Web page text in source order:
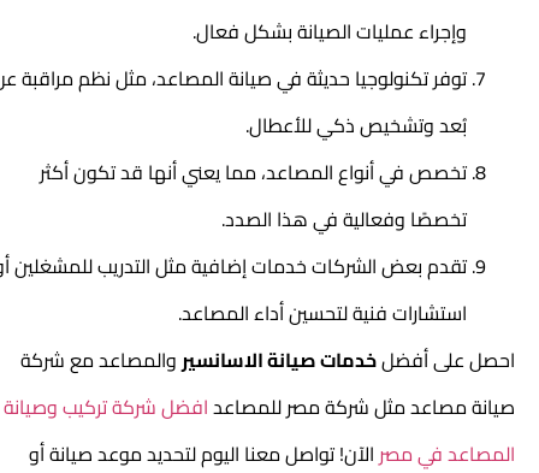
وإجراء عمليات الصيانة بشكل فعال.
توفر تكنولوجيا حديثة في صيانة المصاعد، مثل نظم مراقبة عن
بُعد وتشخيص ذكي للأعطال.
تخصص في أنواع المصاعد، مما يعني أنها قد تكون أكثر
تخصصًا وفعالية في هذا الصدد.
تقدم بعض الشركات خدمات إضافية مثل التدريب للمشغلين أو
استشارات فنية لتحسين أداء المصاعد.
احصل على أفضلخدمات صيانة الاسانسيروالمصاعد معشركة
صيانة مصاعد مثل شركة مصر للمصاعدافضل شركة تركيب وصيانة
المصاعد في مصرالآن! تواصل معنا اليوم لتحديد موعد صيانة أو